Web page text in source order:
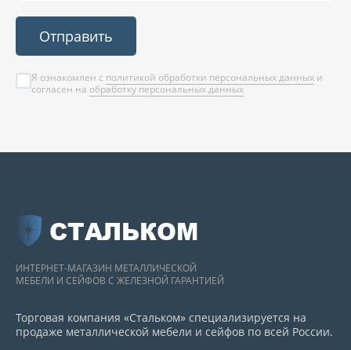
Отправить
Я ознакомлен с политикой обработки персональных данных и
согласен на обработку персональных данных
СТАЛЬКОМ
ИНТЕРНЕТ-МАГАЗИН МЕТАЛЛИЧЕСКОЙ
МЕБЕЛИ И СЕЙФОВ С ЖЕЛЕЗНОЙ ГАРАНТИЕЙ
Торговая компания «Стальком» специализируется на
продаже металлической мебели и сейфов по всей России.